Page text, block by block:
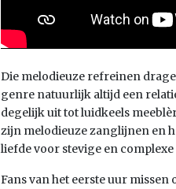
Die melodieuze refreinen
genre natuurlijk altijd een
degelijk uit tot luidkeels
zijn melodieuze zanglijnen en
liefde voor stevige en
Fans van het eerste uur